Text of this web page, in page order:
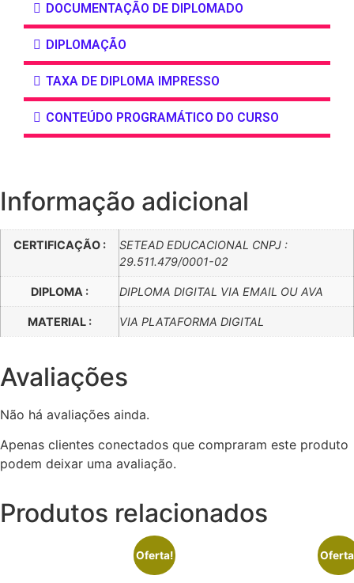
DOCUMENTAÇÃO DE DIPLOMADO
DIPLOMAÇÃO
TAXA DE DIPLOMA IMPRESSO
CONTEÚDO PROGRAMÁTICO DO CURSO
Informação adicional
CERTIFICAÇÃO :
SETEAD EDUCACIONAL CNPJ :
29.511.479/0001-02
DIPLOMA : DIPLOMA DIGITAL VIA EMAIL OU AVA
MATERIAL : VIA PLATAFORMA DIGITAL
Avaliações
Não há avaliações ainda.
Apenas clientes conectados que compraram este produto
podem deixar uma avaliação.
Produtos relacionados
Oferta!